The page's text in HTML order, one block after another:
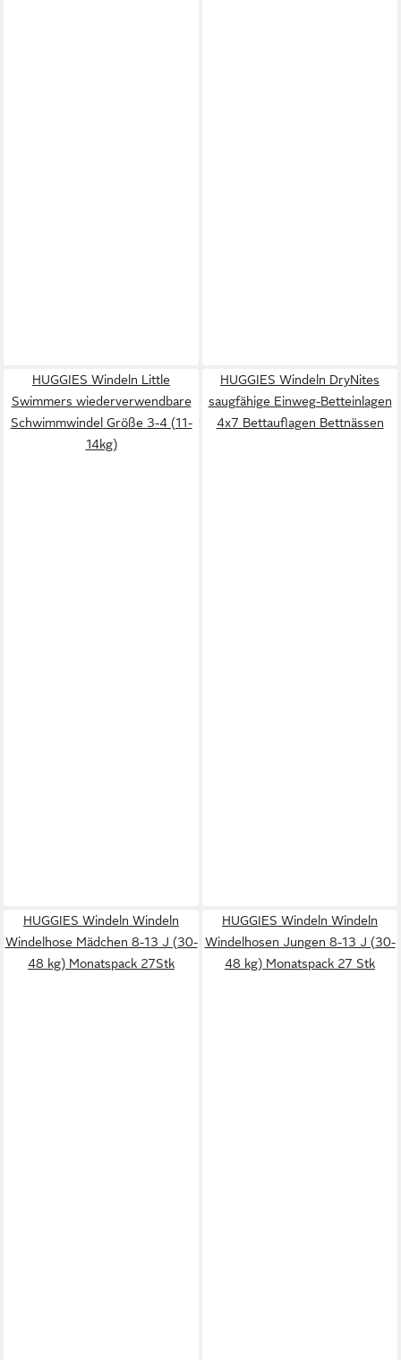
HUGGIES Windeln Little
Swimmers wiederverwendbare
Schwimmwindel Größe 3-4 (11-
14kg)
HUGGIES Windeln DryNites
saugfähige Einweg-Betteinlagen
4x7 Bettauflagen Bettnässen
HUGGIES Windeln Windeln
Windelhose Mädchen 8-13 J (30-
48 kg) Monatspack 27Stk
HUGGIES Windeln Windeln
Windelhosen Jungen 8-13 J (30-
48 kg) Monatspack 27 Stk